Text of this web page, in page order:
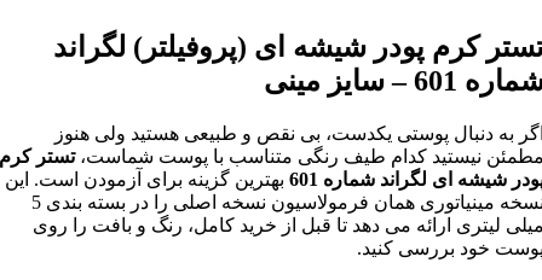
کرم پودر شیشه ای (پروفیلتر) لگراند
601 – سایز مینی
به دنبال پوستی یکدست، بی نقص و طبیعی هستید ولی هنوز
نیستید کدام طیف رنگی متناسب با پوست شماست،تستر کرم
شیشه ای لگراند شماره 601
بهترین گزینه برای آزمودن است. این
نسخه مینیاتوری همان فرمولاسیون نسخه اصلی را در بسته بندی 5
لیتری ارائه می دهد تا قبل از خرید کامل، رنگ و بافت را روی
خود بررسی کنید.